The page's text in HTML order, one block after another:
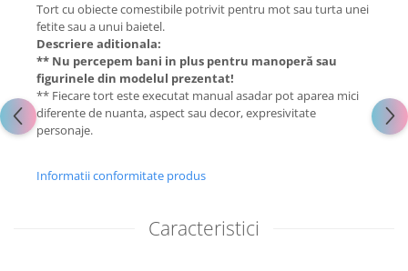
Tort cu obiecte comestibile potrivit pentru mot sau turta unei
fetite sau a unui baietel.
Descriere aditionala:
** Nu percepem bani in plus pentru manoperă sau
figurinele din modelul prezentat!
** Fiecare tort este executat manual asadar pot aparea mici
diferente de nuanta, aspect sau decor, expresivitate
personaje.
Informatii conformitate produs
Caracteristici